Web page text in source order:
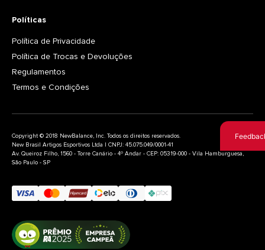
Políticas
Política de Privacidade
Política de Trocas e Devoluções
Regulamentos
Termos e Condições
Copyright © 2018 NewBalance, Inc. Todos os direitos reservados.
New Brasil Artigos Esportivos Ltda | CNPJ: 45.075.049/0001-41
Av. Queiroz Filho, 1560 - Torre Canário - 4º Andar - CEP: 05319-000 - Vila Hamburguesa,
São Paulo - SP